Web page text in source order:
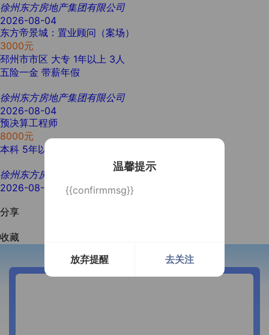
徐州东方房地产集团有限公司
2026-08-04
东方帝景城：置业顾问（案场）
3000元
邳州市市区 大专 1年以上 3人
五险一金 带薪年假
徐州东方房地产集团有限公司
2026-08-04
预决算工程师
8000元
本科 5年以上
徐州东方房地产集团有限公司
2026-08-04
分享
收藏
温馨提示
{{confirmmsg}}
放弃提醒 去关注